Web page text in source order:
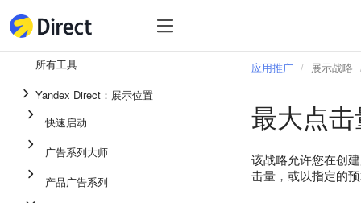
即时通讯应用中的广告
所有工具
Yandex Direct：展示位置
快速启动
广告系列大师
产品广告系列
应用推广 展示战略
最大点
该战略允许您在创
击量，或以指定的